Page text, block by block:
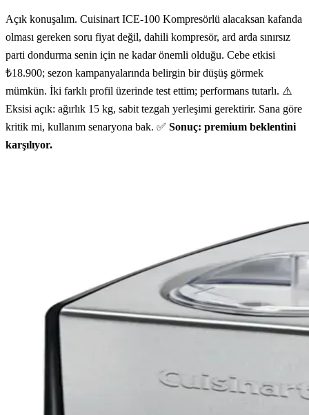
Açık konuşalım. Cuisinart ICE-100 Kompresörlü alacaksan kafanda
olması gereken soru fiyat değil, dahili kompresör, ard arda sınırsız
parti dondurma senin için ne kadar önemli olduğu. Cebe etkisi
₺18.900; sezon kampanyalarında belirgin bir düşüş görmek
mümkün. İki farklı profil üzerinde test ettim; performans tutarlı. ⚠️
Eksisi açık: ağırlık 15 kg, sabit tezgah yerleşimi gerektirir. Sana göre
kritik mi, kullanım senaryona bak. ✅ Sonuç: premium beklentini
karşılıyor.